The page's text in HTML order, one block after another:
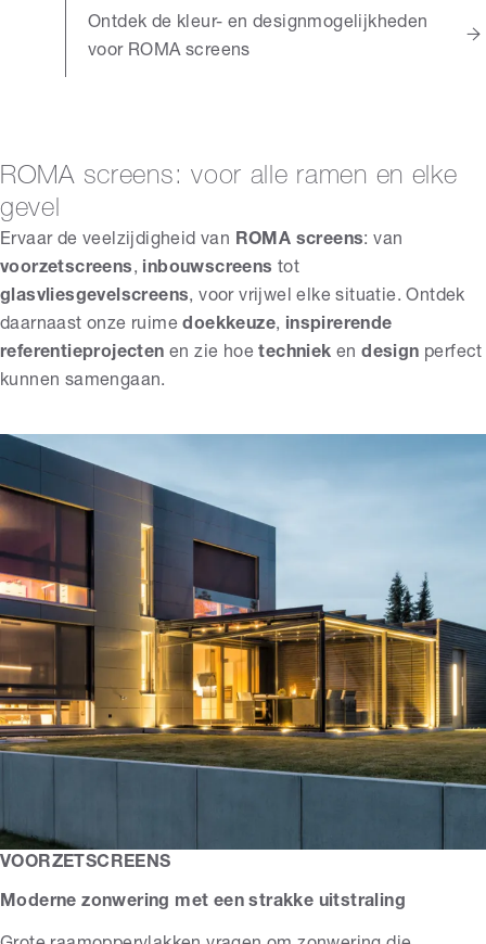
Ontdek de kleur- en designmogelijkheden
voor ROMA screens
ROMA screens: voor alle ramen en elke
gevel
Ervaar de veelzijdigheid van ROMA screens: van
voorzetscreens, inbouwscreens tot
glasvliesgevelscreens, voor vrijwel elke situatie. Ontdek
daarnaast onze ruimedoekkeuze, inspirerende
referentieprojecten en zie hoetechniek endesign perfect
kunnen samengaan.
VOORZETSCREENS
Moderne zonwering met een strakke uitstraling